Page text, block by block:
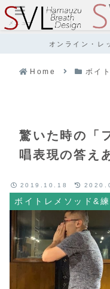
オンライン・
Home ボイ
驚いた時の「
唱表現の答え
ボイトレメソッド&
2019.10.18
メニュー